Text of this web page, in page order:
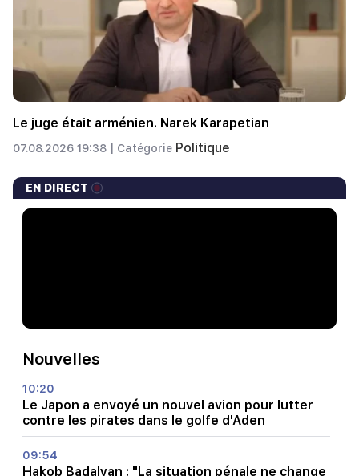
Le juge était arménien. Narek Karapetian
07.08.2026 19:38 | Catégorie Politique
EN DIRECT
Nouvelles
10:20
Le Japon a envoyé un nouvel avion pour lutter
contre les pirates dans le golfe d'Aden
09:54
Hakob Badalyan : "La situation pénale ne change